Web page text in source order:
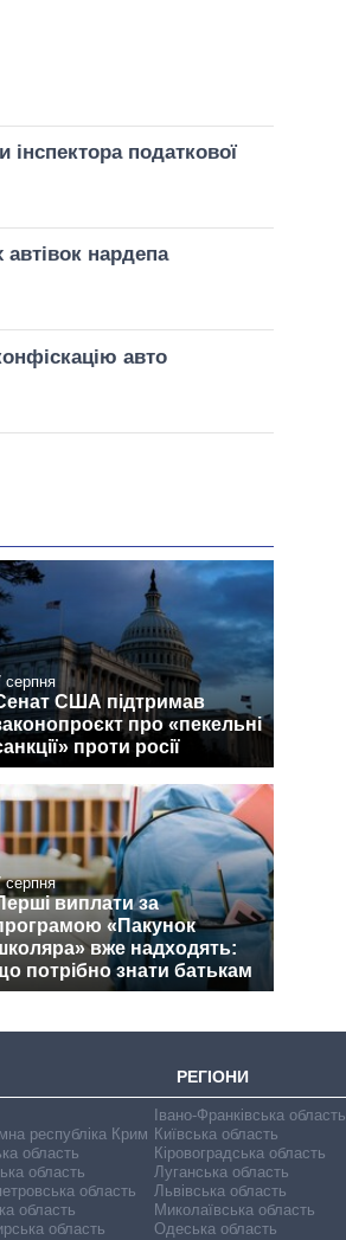
податкової
нардепа
авто
серпня
США підтримав
про «пекельні
проти росії
серпня
виплати за
«Пакунок
вже надходять:
потрібно знати батькам
РЕГІОНИ
республіка Крим
область
область
область
область
область
Івано-Франківська область
Київська область
Кіровоградська область
Луганська область
Львівська область
Миколаївська область
Одеська область